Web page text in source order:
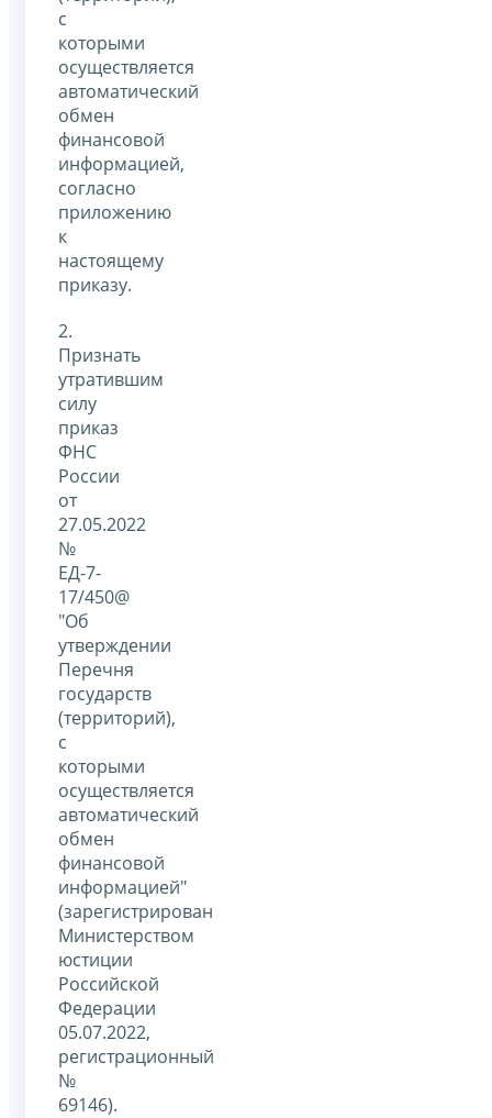
с
которыми
осуществляется
автоматический
обмен
финансовой
информацией,
согласно
приложению
к
настоящему
приказу.
2.
Признать
утратившим
силу
приказ
ФНС
России
от
27.05.2022
№
ЕД-7-
17/450@
"Об
утверждении
Перечня
государств
(территорий),
с
которыми
осуществляется
автоматический
обмен
финансовой
информацией"
(зарегистрирован
Министерством
юстиции
Российской
Федерации
05.07.2022,
регистрационный
№
69146).